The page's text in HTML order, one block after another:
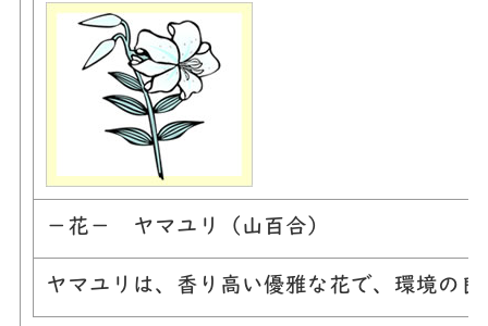
－花－ ヤマユリ（山百合）
ヤマユリは、香り高い優雅な花で、環境の